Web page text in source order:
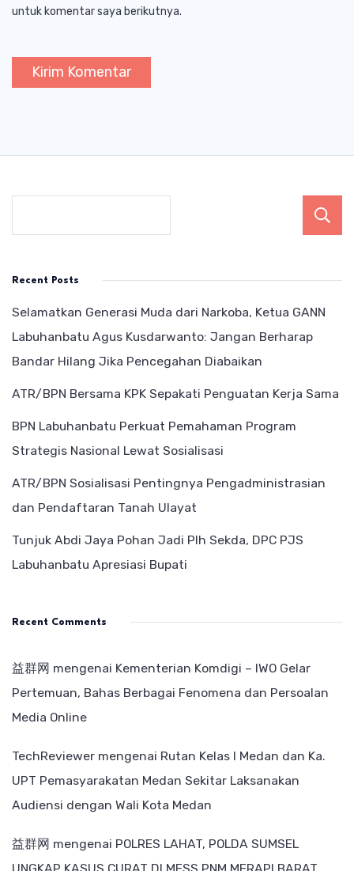
untuk komentar saya berikutnya.
Recent Posts
Selamatkan Generasi Muda dari Narkoba, Ketua GANN
Labuhanbatu Agus Kusdarwanto: Jangan Berharap
Bandar Hilang Jika Pencegahan Diabaikan
ATR/BPN Bersama KPK Sepakati Penguatan Kerja Sama
BPN Labuhanbatu Perkuat Pemahaman Program
Strategis Nasional Lewat Sosialisasi
ATR/BPN Sosialisasi Pentingnya Pengadministrasian
dan Pendaftaran Tanah Ulayat
Tunjuk Abdi Jaya Pohan Jadi Plh Sekda, DPC PJS
Labuhanbatu Apresiasi Bupati
Recent Comments
益群网 mengenai Kementerian Komdigi – IWO Gelar
Pertemuan, Bahas Berbagai Fenomena dan Persoalan
Media Online
TechReviewer mengenai Rutan Kelas I Medan dan Ka.
UPT Pemasyarakatan Medan Sekitar Laksanakan
Audiensi dengan Wali Kota Medan
益群网 mengenai POLRES LAHAT, POLDA SUMSEL